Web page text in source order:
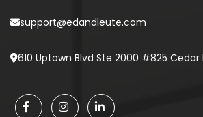
support@edandleute.com
610 Uptown Blvd Ste 2000 #825 Cedar